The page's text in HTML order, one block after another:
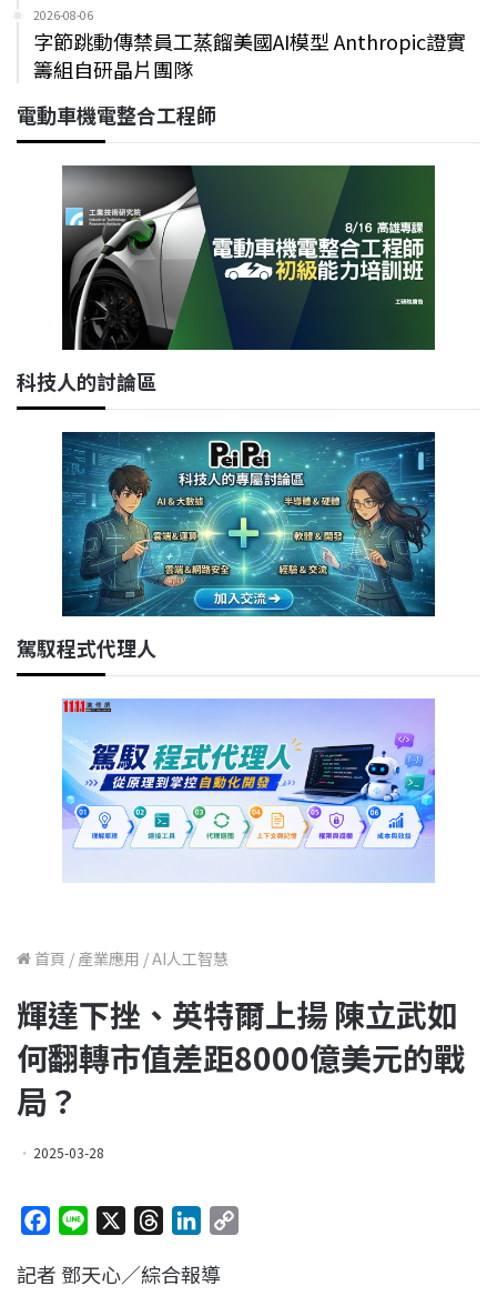
2026-08-06
字節跳動傳禁員工蒸餾美國AI模型 Anthropic證實
籌組自研晶片團隊
電動車機電整合工程師
科技人的討論區
駕馭程式代理人